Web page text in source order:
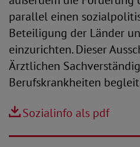
parallel einen
Beteiligung der Länder
einzurichten. Dieser
Ärztlichen
Berufskrankheiten
Sozialinfo als pdf